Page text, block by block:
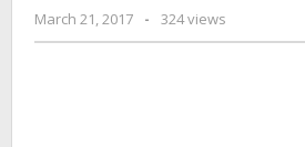
Bali
untuk
March 21, 2017
by
Cynthia
- 324 views